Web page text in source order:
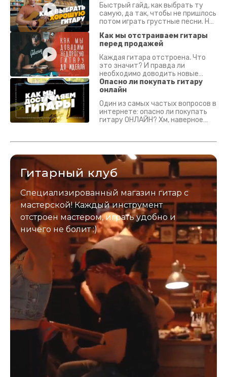
Быстрый гайд, как выбрать ту
самую, да так, чтобы не пришлось
потом играть грустные песни. На
Как мы отстраиваем гитары
перед продажей
Каждая гитара отстроена. Что
это значит? И правда ли
необходимо доводить новые
гитары? Если кратко - да.
Подробно - в видео :)
Опасно ли покупать гитару
онлайн
Один из самых частых вопросов в
интернете: опасно ли покупать
гитару ОНЛАЙН? Хм, наверное
застрахован. Случись что -
Гитарный клуб
Специализированный магазин гитар с
мастерской! Каждый инструмент
отстроен мастером, играть удобно и
ничего не болит :)